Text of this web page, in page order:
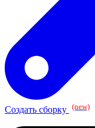
Создать сборку (new)